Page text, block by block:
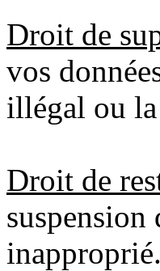
Droit de
vos
illégal ou
Droit de
inapproprié.